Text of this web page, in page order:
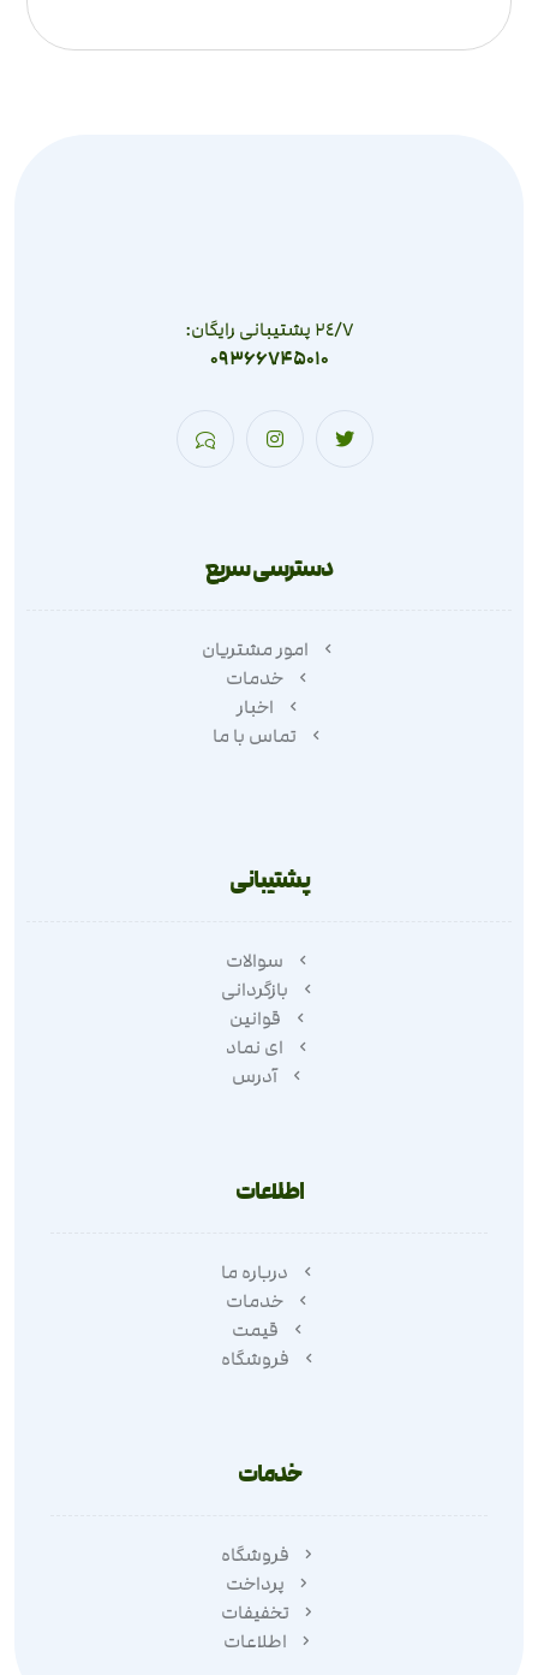
٢٤/٧ پشتیبانی رایگان:
09366745010
دسترسی سریع
امور مشتریان
خدمات
اخبار
تماس با ما
پشتیبانی
سوالات
بازگردانی
قوانین
ای نماد
آدرس
اطلاعات
درباره ما
خدمات
قیمت
فروشگاه
خدمات
فروشگاه
پرداخت
تخفیفات
اطلاعات